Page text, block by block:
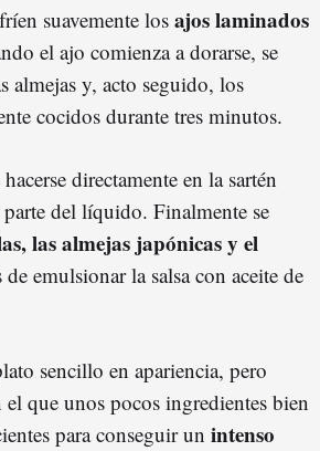
suavemente los ajos laminados
el ajo comienza a dorarse, se
almejas y, acto seguido, los
cocidos durante tres minutos.
directamente en la sartén
parte del líquido. Finalmente se
las almejas japónicas y el
de emulsionar la salsa con aceite de
sencillo en apariencia, pero
que unos pocos ingredientes bien
para conseguir un intenso